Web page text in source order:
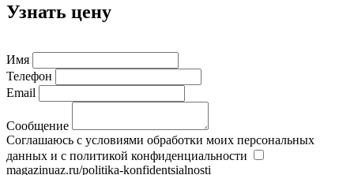
Узнать цену
Имя
Телефон
Email
Сообщение
Соглашаюсь с условиями обработки моих персональных
данных и с политикой конфиденциальности
magazinuaz.ru/politika-konfidentsialnosti